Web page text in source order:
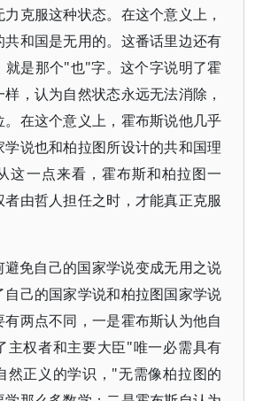
克服这种状态。在这个意义上，
和国是无用的。这番话里边还有
就是那个"也"字。这个字说明了霍
，认为自然状态永远无法消除，
在这个意义上，霍布斯说他几乎
说也和柏拉图所设计的共和国理
这一点来看，霍布斯和柏拉图一
由哲人担任之时，才能真正克服
免自己的国家学说变成无用之说
己的国家学说和柏拉图国家学说
两点不同，一是霍布斯认为他自
主权者和主要大臣"唯一必需具有
然正义的学识，"无需像柏拉图的